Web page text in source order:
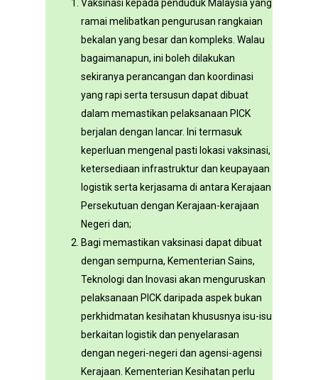
Vaksinasi kepada penduduk Malaysia yang
ramai melibatkan pengurusan rangkaian
bekalan yang besar dan kompleks. Walau
bagaimanapun, ini boleh dilakukan
sekiranya perancangan dan koordinasi
yang rapi serta tersusun dapat dibuat
dalam memastikan pelaksanaan PICK
berjalan dengan lancar. Ini termasuk
keperluan mengenal pasti lokasi vaksinasi,
ketersediaan infrastruktur dan keupayaan
logistik serta kerjasama di antara Kerajaan
Persekutuan dengan Kerajaan-kerajaan
Negeri dan;
Bagi memastikan vaksinasi dapat dibuat
dengan sempurna, Kementerian Sains,
Teknologi dan Inovasi akan menguruskan
pelaksanaan PICK daripada aspek bukan
perkhidmatan kesihatan khususnya isu-isu
berkaitan logistik dan penyelarasan
dengan negeri-negeri dan agensi-agensi
Kerajaan. Kementerian Kesihatan perlu